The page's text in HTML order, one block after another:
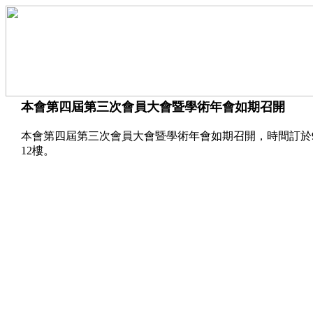
本會第四屆第三次會員大會暨學術年會如期召開
本會第四屆第三次會員大會暨學術年會如期召開，時間訂
12樓。